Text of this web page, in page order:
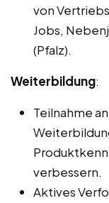
von
Jobs,
(Pfalz).
Weiterbildung:
Teilnahme
verbessern.
Aktives